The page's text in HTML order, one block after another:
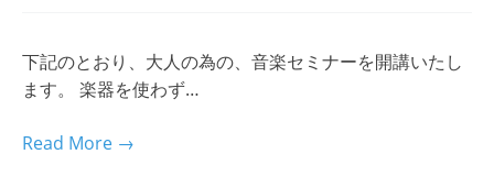
下記のとおり、大人の為の、音楽セミナーを開講いたし
ます。 楽器を使わず…
Read More →